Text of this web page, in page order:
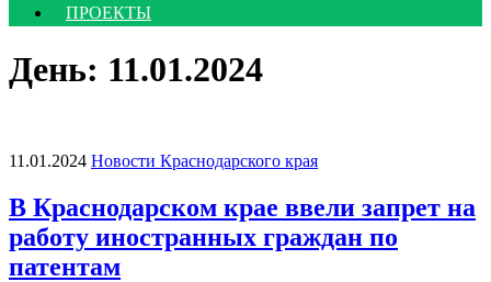
ПРОЕКТЫ
День: 11.01.2024
11.01.2024 Новости Краснодарского края
В Краснодарском крае ввели запрет на
работу иностранных граждан по
патентам